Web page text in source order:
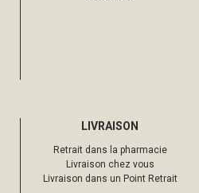
LIVRAISON
Retrait dans la pharmacie
Livraison chez vous
Livraison dans un Point Retrait